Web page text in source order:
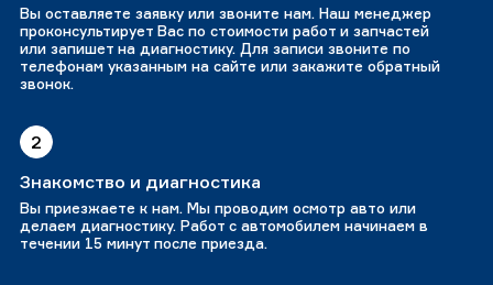
Вы оставляете заявку или звоните нам. Наш менеджер
проконсультирует Вас по стоимости работ и запчастей
или запишет на диагностику. Для записи звоните по
телефонам указанным на сайте или закажите обратный
звонок.
2
Знакомство и диагностика
Вы приезжаете к нам. Мы проводим осмотр авто или
делаем диагностику. Работ с автомобилем начинаем в
течении 15 минут после приезда.